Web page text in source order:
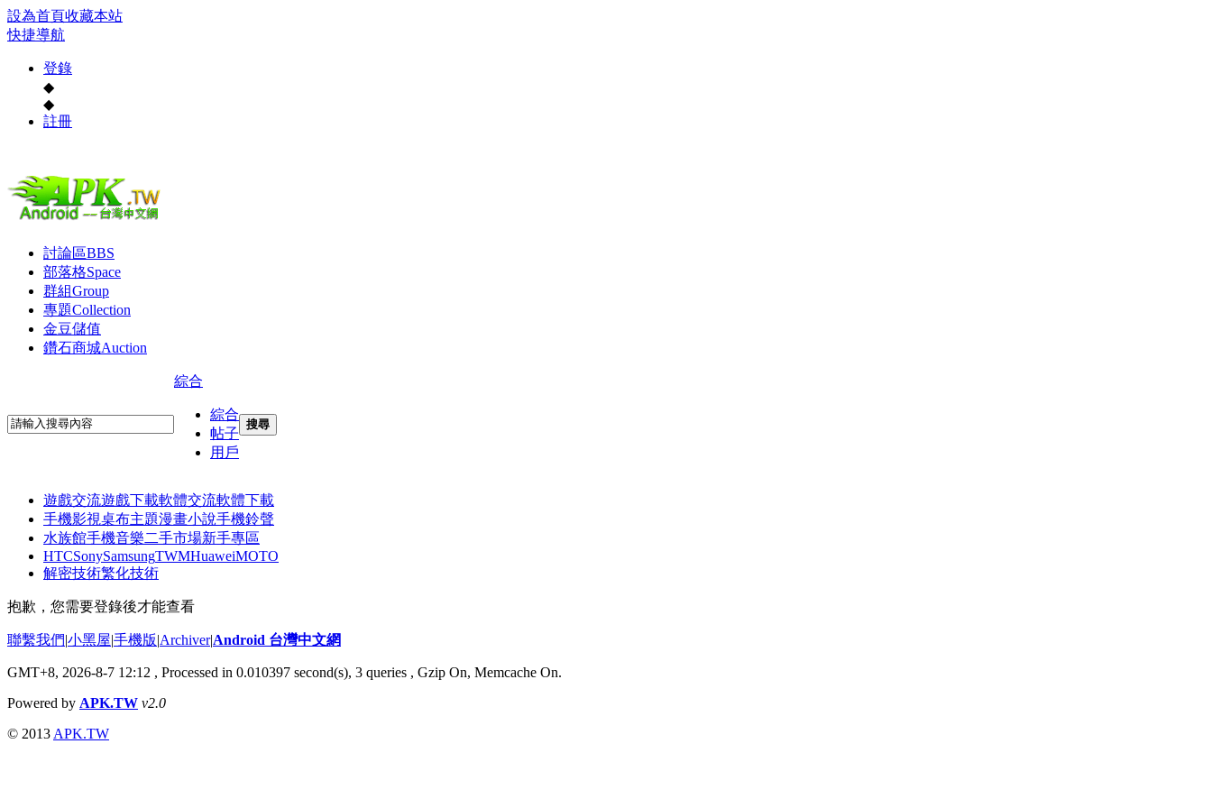
設為首頁收藏本站
快捷導航
登錄
◆
◆
註冊
討論區BBS
部落格Space
群組Group
專題Collection
金豆儲值
鑽石商城Auction
綜合
綜合
帖子
用戶
搜尋
遊戲交流遊戲下載軟體交流軟體下載
手機影視桌布主題漫畫小說手機鈴聲
水族館手機音樂二手市場新手專區
HTCSonySamsungTWMHuaweiMOTO
解密技術繁化技術
抱歉，您需要登錄後才能查看
聯繫我們|小黑屋|手機版|Archiver|Android 台灣中文網
GMT+8, 2026-8-7 12:12 , Processed in 0.010397 second(s), 3 queries , Gzip On, Memcache On.
Powered by APK.TW v2.0
© 2013 APK.TW